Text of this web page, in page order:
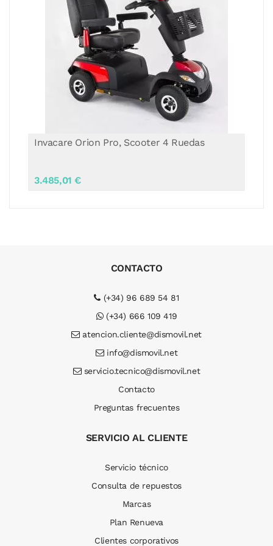
Invacare Orion Pro, Scooter 4 Ruedas
3.485,01 €
CONTACTO
(+34) 96 689 54 81
(+34) 666 109 419
atencion.cliente@dismovil.net
info@dismovil.net
servicio.tecnico@dismovil.net
Contacto
Preguntas frecuentes
SERVICIO AL CLIENTE
Servicio técnico
Consulta de repuestos
Marcas
Plan Renueva
Clientes corporativos